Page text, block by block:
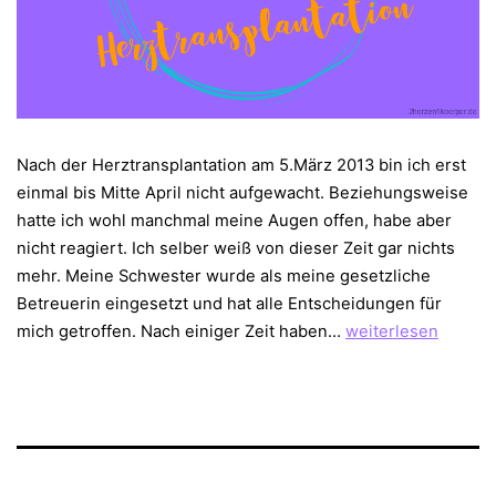
Nach der Herztransplantation am 5.März 2013 bin ich erst
einmal bis Mitte April nicht aufgewacht. Beziehungsweise
hatte ich wohl manchmal meine Augen offen, habe aber
nicht reagiert. Ich selber weiß von dieser Zeit gar nichts
mehr. Meine Schwester wurde als meine gesetzliche
Betreuerin eingesetzt und hat alle Entscheidungen für
mich getroffen. Nach einiger Zeit haben… Komplikationen
weiterlesen